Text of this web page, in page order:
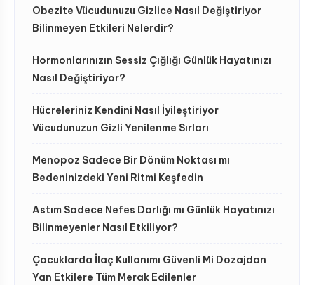
Obezite Vücudunuzu Gizlice Nasıl Değiştiriyor
Bilinmeyen Etkileri Nelerdir?
Hormonlarınızın Sessiz Çığlığı Günlük Hayatınızı
Nasıl Değiştiriyor?
Hücreleriniz Kendini Nasıl İyileştiriyor
Vücudunuzun Gizli Yenilenme Sırları
Menopoz Sadece Bir Dönüm Noktası mı
Bedeninizdeki Yeni Ritmi Keşfedin
Astım Sadece Nefes Darlığı mı Günlük Hayatınızı
Bilinmeyenler Nasıl Etkiliyor?
Çocuklarda İlaç Kullanımı Güvenli Mi Dozajdan
Yan Etkilere Tüm Merak Edilenler